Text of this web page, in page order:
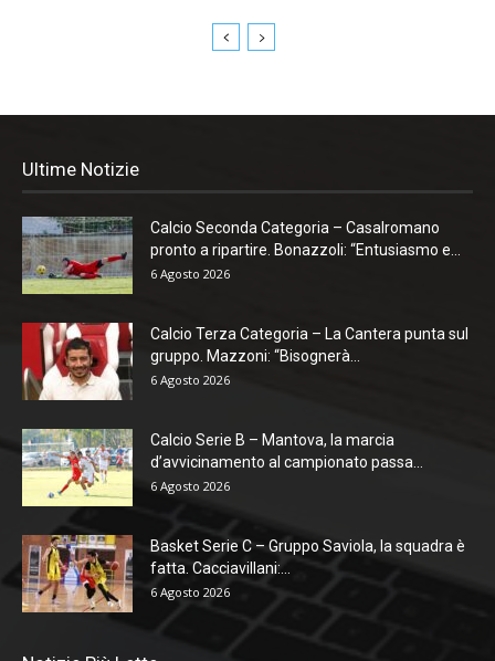
Ultime Notizie
Calcio Seconda Categoria – Casalromano
pronto a ripartire. Bonazzoli: “Entusiasmo e...
6 Agosto 2026
Calcio Terza Categoria – La Cantera punta sul
gruppo. Mazzoni: “Bisognerà...
6 Agosto 2026
Calcio Serie B – Mantova, la marcia
d’avvicinamento al campionato passa...
6 Agosto 2026
Basket Serie C – Gruppo Saviola, la squadra è
fatta. Cacciavillani:...
6 Agosto 2026